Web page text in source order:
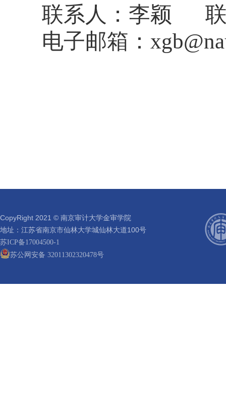
联系人：李颖
电子邮箱：
CopyRight 2021 © 南京审计大学金审学院
地址：江苏省南京市仙林大学城仙林大道100号
苏ICP备17004500-1
苏公网安备 32011302320478号